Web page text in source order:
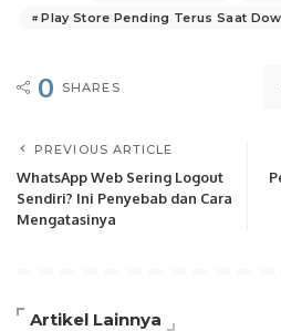
Play Store Pending Terus Saat
0 SHARES
PREVIOUS ARTICLE
WhatsApp Web Sering Logout
Sendiri? Ini Penyebab dan Cara
Mengatasinya
Artikel Lainnya